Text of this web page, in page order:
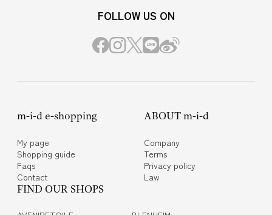
FOLLOW US ON
m-i-d e-shopping
My page
Shopping guide
Faqs
Contact
ABOUT m-i-d
Company
Terms
Privacy policy
Law
FIND OUR SHOPS